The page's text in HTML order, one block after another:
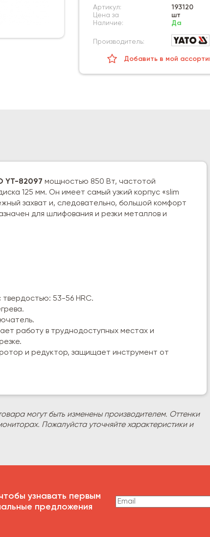
Артикул:
193120
Цена за
шт
Наличие:
Да
Производитель:
Добавить в мой
YT-82097 мощностью 850 Вт, частотой
125 мм. Он имеет самый узкий корпус «slim
захват и, следовательно, большой комфорт
для шлифования и резки металлов и
53-56 HRC.
работу в труднодоступных местах и
и редуктор, защищает инструмент от
могут быть изменены производителем. Оттенки
Пожалуйста уточняйте характеристики и
узнавать первым
предложения